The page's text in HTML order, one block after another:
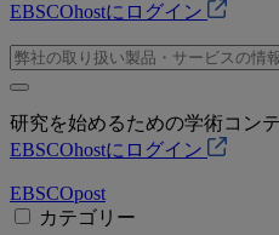
EBSCOhostにログイン
研究を始めるための学術コン
EBSCOhostにログイン
EBSCOpost
カテゴリー